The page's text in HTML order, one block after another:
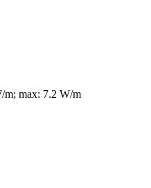
m; max: 7.2 W/m